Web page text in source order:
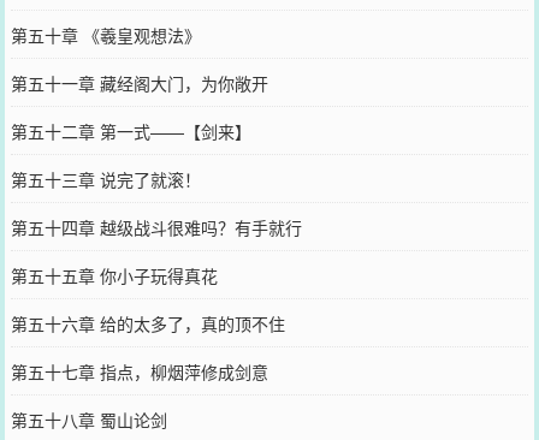
第五十章 《羲皇观想法》
第五十一章 藏经阁大门，为你敞开
第五十二章 第一式——【剑来】
第五十三章 说完了就滚！
第五十四章 越级战斗很难吗？有手就行
第五十五章 你小子玩得真花
第五十六章 给的太多了，真的顶不住
第五十七章 指点，柳烟萍修成剑意
第五十八章 蜀山论剑